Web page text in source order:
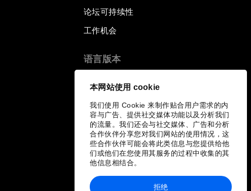
本网站使用 cookie
我们使用 Cookie 来制作贴合用户需求的内
容与广告、提供社交媒体功能以及分析我们
的流量。我们还会与社交媒体、广告和分析
合作伙伴分享您对我们网站的使用情况，这
些合作伙伴可能会将此类信息与您提供给他
们或他们在您使用其服务的过程中收集的其
他信息相结合。
拒绝
论坛可持续性
工作机会
语言版本